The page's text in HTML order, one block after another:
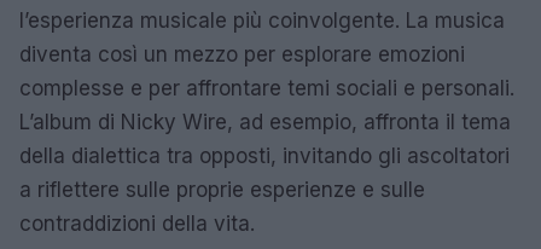
l’esperienza musicale più coinvolgente. La musica
diventa così un mezzo per esplorare emozioni
complesse e per affrontare temi sociali e personali.
L’album di Nicky Wire, ad esempio, affronta il tema
della dialettica tra opposti, invitando gli ascoltatori
a riflettere sulle proprie esperienze e sulle
contraddizioni della vita.